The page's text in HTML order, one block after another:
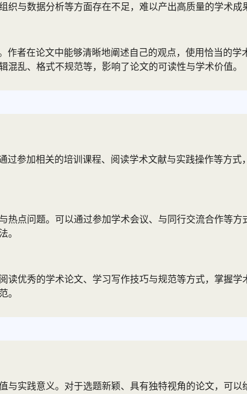
与数据分析等方面存在不足，难以产出高质量的学术成
者在论文中能够清晰地阐述自己的观点，使用恰当的学
乱、格式不规范等，影响了论文的可读性与学术价值。
参加相关的培训课程、阅读学术文献与实践操作等方
点问题。可以通过参加学术会议、与同行交流合作等
。
优秀的学术论文、学习写作技巧与规范等方式，掌握
。
实践意义。对于选题新颖、具有独特视角的论文，可